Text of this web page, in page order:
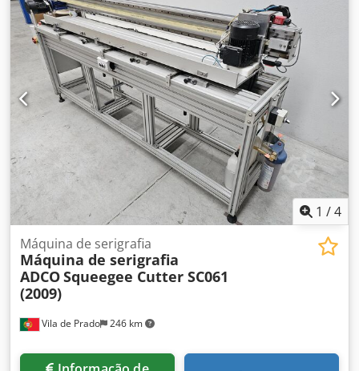
1 /4
Vila de Prado 246 km
Máquina de serigrafia
Máquina de serigrafia
ADCOSqueegee Cutter SC061
(2009)